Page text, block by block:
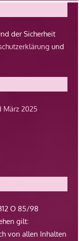
der Sicherheit
und
März 2025
O 85/98
gilt:
von allen Inhalten